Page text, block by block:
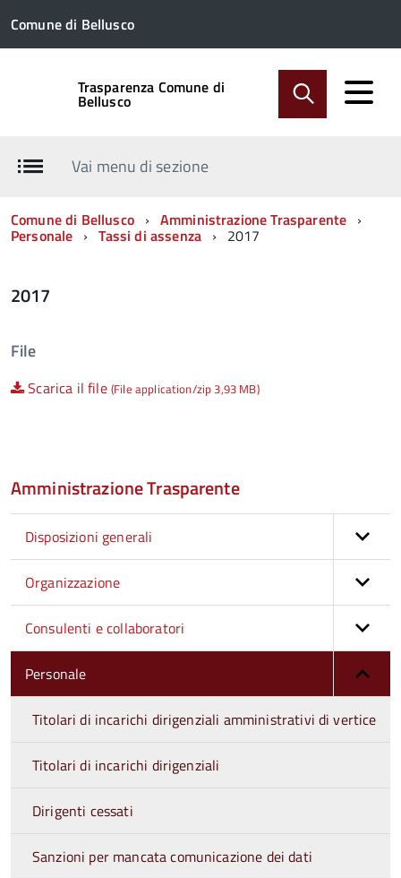
Comune di Bellusco
Trasparenza Comune di
Bellusco
Vai menu di sezione
Comune di Bellusco Amministrazione Trasparente
Personale Tassi di assenza 2017
2017
File
Scarica il file (File application/zip 3,93 MB)
Amministrazione Trasparente
Disposizioni generali
Organizzazione
Consulenti e collaboratori
Personale
Titolari di incarichi dirigenziali amministrativi di vertice
Titolari di incarichi dirigenziali
Dirigenti cessati
Sanzioni per mancata comunicazione dei dati